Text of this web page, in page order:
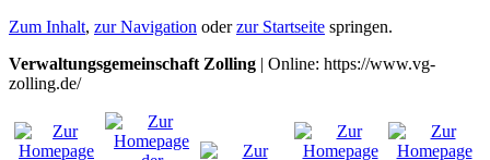
Zum Inhalt, zur Navigation oderzur Startseite springen.
Verwaltungsgemeinschaft Zolling | Online: https://www.vg-
zolling.de/